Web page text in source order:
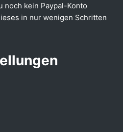
noch kein Paypal-Konto
in nur wenigen Schritten